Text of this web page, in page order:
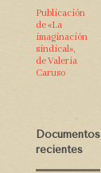
Publicación
de «La
imaginación
sindical»,
de Valeria
Caruso
Documentos
recientes